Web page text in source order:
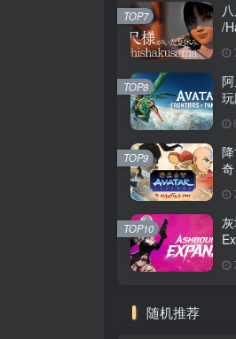
/
版
TOP7
安
TOP8
Game
TOP9
TOP10
随机推荐